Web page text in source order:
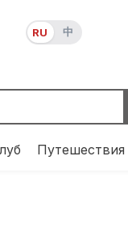
RU 中
Путешествия